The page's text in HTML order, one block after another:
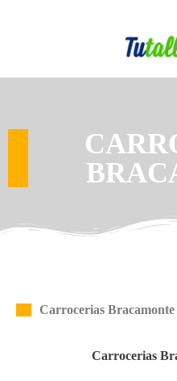
Carrocerias Bracamonte
Carrocerias